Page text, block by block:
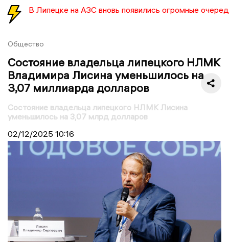
В Липецке на АЗС вновь появились огромные
Общество
Состояние владельца липецкого НЛМК
Владимира Лисина уменьшилось на
3,07 миллиарда долларов
Состояние владельца липецкого НЛМК Лисина
уменьшилось на 3,07 млрд долларов
02/12/2025 10:16